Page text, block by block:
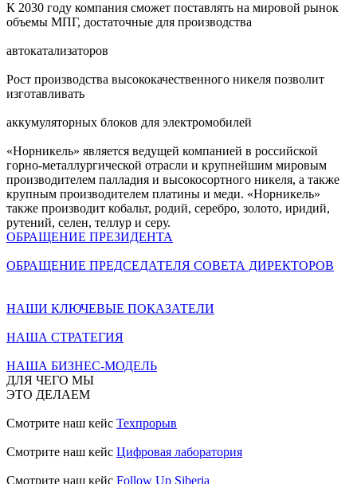
К 2030 году компания сможет поставлять на мировой рынок
объемы МПГ, достаточные для производства
автокатализаторов
Рост производства высококачественного никеля позволит
изготавливать
аккумуляторных блоков для электромобилей
«Норникель» является ведущей компанией в российской
горно-металлургической отрасли и крупнейшим мировым
производителем палладия и высокосортного никеля, а также
крупным производителем платины и меди. «Норникель»
также производит кобальт, родий, серебро, золото, иридий,
рутений, селен, теллур и серу.
ОБРАЩЕНИЕ ПРЕЗИДЕНТА
ОБРАЩЕНИЕ ПРЕДСЕДАТЕЛЯ СОВЕТА ДИРЕКТОРОВ
НАШИ КЛЮЧЕВЫЕ ПОКАЗАТЕЛИ
НАША СТРАТЕГИЯ
НАША БИЗНЕС-МОДЕЛЬ
ДЛЯ ЧЕГО МЫ
ЭТО ДЕЛАЕМ
Смотрите наш кейс Техпрорыв
Смотрите наш кейс Цифровая лаборатория
Смотрите наш кейс Follow Up Siberia